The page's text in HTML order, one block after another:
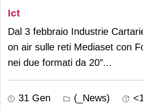
Ict
Dal 3 febbraio Industrie
on air sulle reti Mediaset con
nei due formati da 20”...
31 Gen (_News)